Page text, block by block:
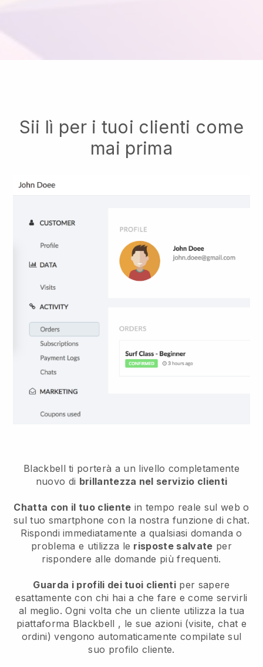
Sii lì per i tuoi clienti come
mai prima
Blackbell ti porterà a un livello completamente
nuovo di brillantezza nel servizio clienti
Chatta con il tuo cliente in tempo reale sul web o
sul tuo smartphone con la nostra funzione di chat.
Rispondi immediatamente a qualsiasi domanda o
problema e utilizza le risposte salvate per
rispondere alle domande più frequenti.
Guarda i profili dei tuoi clienti per sapere
esattamente con chi hai a che fare e come servirli
al meglio. Ogni volta che un cliente utilizza la tua
piattaforma Blackbell , le sue azioni (visite, chat e
ordini) vengono automaticamente compilate sul
suo profilo cliente.